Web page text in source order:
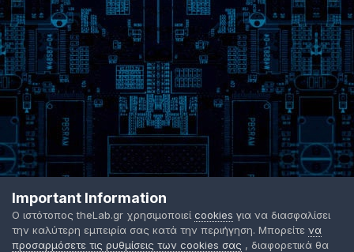
Important Information
Ο ιστότοπος theLab.gr χρησιμοποιεί cookies για να διασφαλίσει
την καλύτερη εμπειρία σας κατά την περιήγηση. Μπορείτε να
προσαρμόσετε τις ρυθμίσεις των cookies σας , διαφορετικά θα